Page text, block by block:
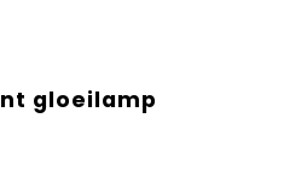
gloeilamp